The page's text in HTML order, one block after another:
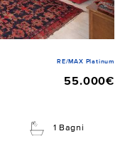
RE/MAX Platinum
55.000€
1 Bagni